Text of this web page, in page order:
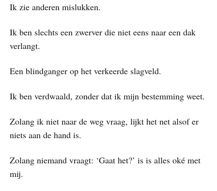
Ik zie anderen mislukken.
Ik ben slechts een zwerver die niet eens naar een dak
verlangt.
Een blindganger op het verkeerde slagveld.
Ik ben verdwaald, zonder dat ik mijn bestemming weet.
Zolang ik niet naar de weg vraag, lijkt het net alsof er
niets aan de hand is.
Zolang niemand vraagt: ‘Gaat het?’ is is alles oké met
mij.